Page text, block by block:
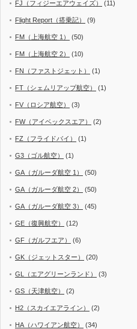
FJ（フィジーエアウェイズ） (11)
Flight Report（搭乗記） (9)
FM（上海航空 1） (50)
FM（上海航空 2） (10)
FN（ファストジェット） (1)
FT（シェムリアップ航空） (1)
FV（ロシア航空） (3)
FW（アイベックスエア） (2)
FZ（フライドバイ） (1)
G3（ゴル航空） (1)
GA（ガルーダ航空 1） (50)
GA（ガルーダ航空 2） (50)
GA（ガルーダ航空 3） (45)
GE（復興航空） (12)
GF（ガルフエア） (6)
GK（ジェットスター） (20)
GL（エアグリーンランド） (3)
GS（天津航空） (2)
H2（スカイエアライン） (2)
HA（ハワイアン航空） (34)